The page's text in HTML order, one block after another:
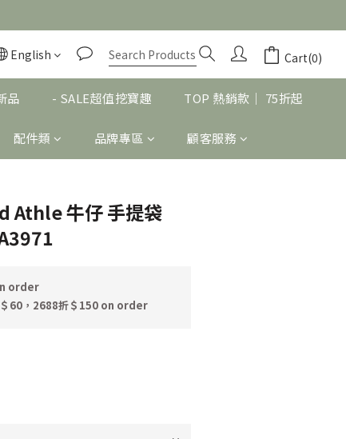
English Cart(0)
品 - SALE超值挖寶趣 TOP 熱銷款｜ 75折起
配件類 品牌專區 顧客服務
Athle 牛仔 手提袋
order
60，2688折＄150 on order
BUY NOW